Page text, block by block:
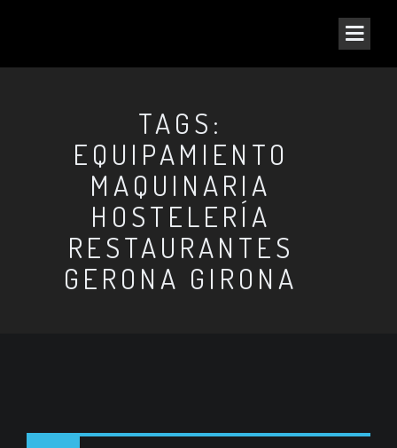
TAGS:
EQUIPAMIENTO
MAQUINARIA
HOSTELERÍA
RESTAURANTES
GERONA GIRONA